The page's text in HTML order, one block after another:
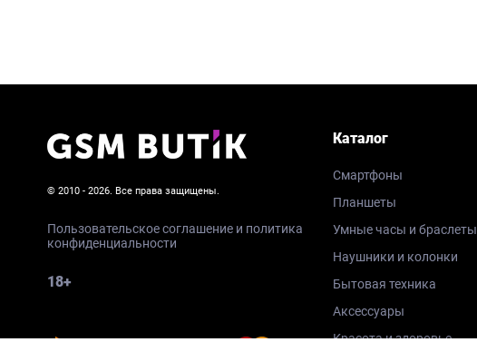
© 2010 - 2026. Все права защищены.
Пользовательское соглашение и политика
конфиденциальности
18+
Каталог
Смартфоны
Планшеты
Умные часы и браслеты
Наушники и колонки
Бытовая техника
Аксессуары
Красота и здоровье